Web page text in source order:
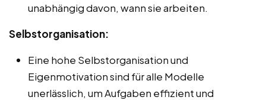
unabhängig davon, wann sie arbeiten.
Selbstorganisation:
Eine hohe Selbstorganisation und
Eigenmotivation sind für alle Modelle
unerlässlich, um Aufgaben effizient und